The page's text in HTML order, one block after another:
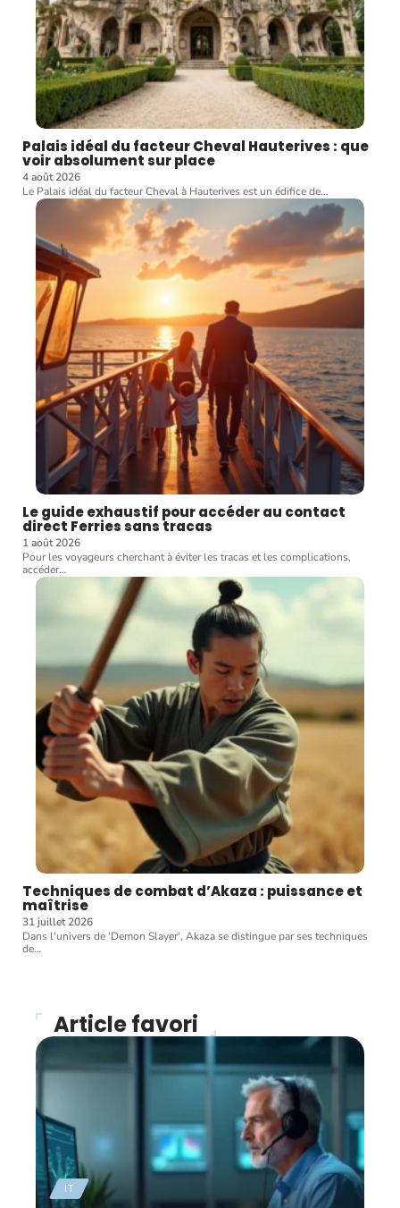
Palais idéal du facteur Cheval Hauterives : que
voir absolument sur place
4 août 2026
Le Palais idéal du facteur Cheval à Hauterives est un édifice de…
Le guide exhaustif pour accéder au contact
direct Ferries sans tracas
1 août 2026
Pour les voyageurs cherchant à éviter les tracas et les complications,
accéder…
Techniques de combat d’Akaza : puissance et
maîtrise
31 juillet 2026
Dans l'univers de 'Demon Slayer', Akaza se distingue par ses techniques
de…
Article favori
IT